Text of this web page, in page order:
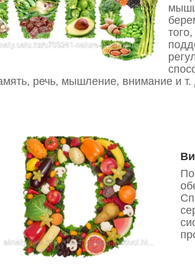
речь, мышление, внимание и т.